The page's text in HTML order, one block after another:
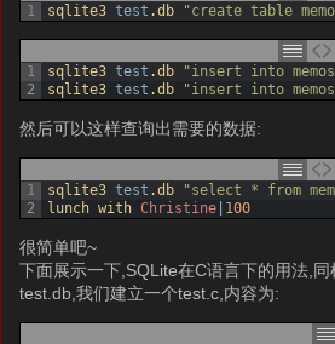
1
sqlite3 test .db "create table
1
2
sqlite3 test .db
"insert into
sqlite3 test .db "insert into
然后可以这样查询出需要的数据:
1
2
sqlite3 test .db
"select * from
lunch with Christine 100
很简单吧~
下面展示一下,SQLite在C语言下的用法,
test.db,我们建立一个test.c,内容为: